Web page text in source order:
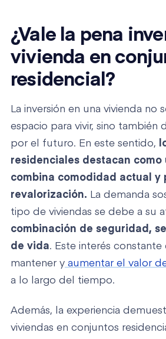
¿Vale la pena
vivienda en
residencial?
La inversión en una vivienda no
espacio para vivir, sino también
por el futuro. En este sentido,
residenciales destacan como
combina comodidad actual y
revalorización. La demanda
tipo de viviendas se debe a su
combinación de seguridad,
de vida. Este interés
mantener y aumentar el valor
a lo largo del tiempo.
Además, la experiencia
viviendas en conjuntos